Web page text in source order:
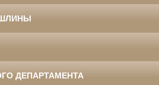
ДЕПАРТАМЕНТА